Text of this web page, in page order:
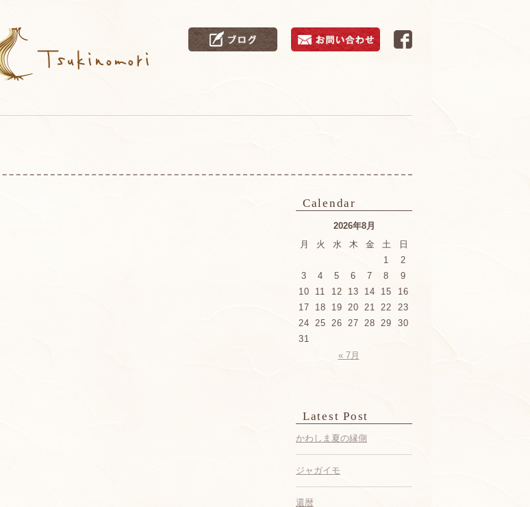
Calendar
2026年8月
月
火 水 木 金 土
日
1
2
3
4 5 6 7 8
9
10
11 12 13 14 15
16
17
18 19 20 21 22
23
24 25 26 27 28 29
30
31
« 7月
Latest Post
かわしま夏の縁側
ジャガイモ
還暦